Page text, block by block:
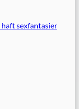
sexfantasier